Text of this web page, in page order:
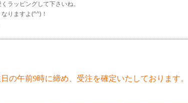
ラッピングして下さいね。
りますよ(^^)！
の午前9時に締め、受注を確定いたしております。